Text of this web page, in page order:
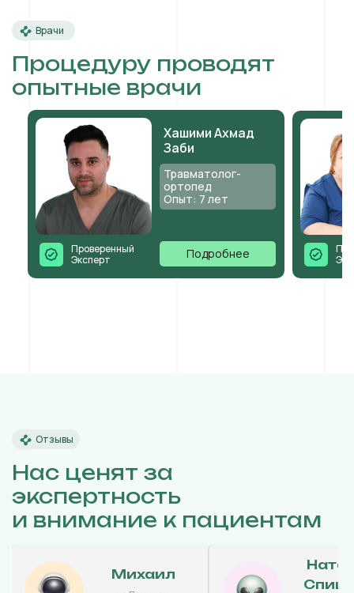
Врачи
Процедуру проводят
опытные врачи
Проверенный
Эксперт
Хашими Ахмад
Заби
Травматолог-
ортопед
Опыт: 7 лет
Подробнее
Отзывы
Нас ценят за
экспертность
и внимание к пациентам
Михаил